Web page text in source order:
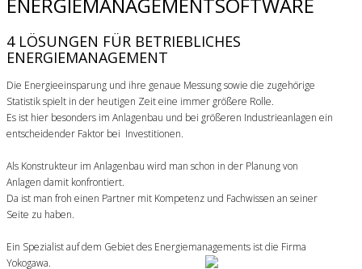
4 LÖSUNGEN FÜR BETRIEBLICHES
ENERGIEMANAGEMENT
Die Energieeinsparung und ihre genaue Messung sowie die zugehörige
Statistik spielt in der heutigen Zeit eine immer größere Rolle.
Es ist hier besonders im Anlagenbau und bei größeren Industrieanlagen ein
entscheidender Faktor bei Investitionen.
Als Konstrukteur im Anlagenbau wird man schon in der Planung von
Anlagen damit konfrontiert.
Da ist man froh einen Partner mit Kompetenz und Fachwissen an seiner
Seite zu haben.
Ein Spezialist auf dem Gebiet des Energiemanagements ist die Firma
Yokogawa.